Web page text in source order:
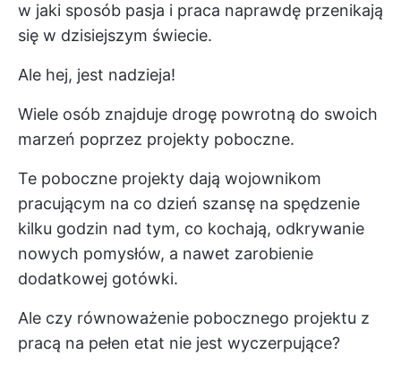
w jaki sposób pasja i praca naprawdę przenikają
się w dzisiejszym świecie.
Ale hej, jest nadzieja!
Wiele osób znajduje drogę powrotną do swoich
marzeń poprzez projekty poboczne.
Te poboczne projekty dają wojownikom
pracującym na co dzień szansę na spędzenie
kilku godzin nad tym, co kochają, odkrywanie
nowych pomysłów, a nawet zarobienie
dodatkowej gotówki.
Ale czy równoważenie pobocznego projektu z
pracą na pełen etat nie jest wyczerpujące?